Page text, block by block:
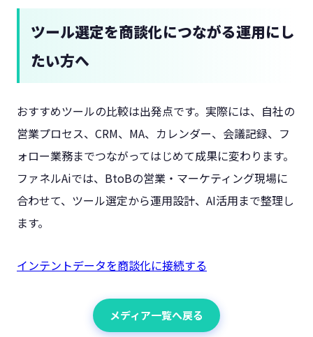
ツール選定を商談化につながる運用にし
たい方へ
おすすめツールの比較は出発点です。実際には、自社の
営業プロセス、CRM、MA、カレンダー、会議記録、フ
ォロー業務までつながってはじめて成果に変わります。
ファネルAiでは、BtoBの営業・マーケティング現場に
合わせて、ツール選定から運用設計、AI活用まで整理し
ます。
インテントデータを商談化に接続する
メディア一覧へ戻る